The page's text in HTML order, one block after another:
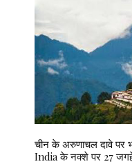
चीन के अरुणाचल दावे पर
India के नक्शे पर 27 जगहें